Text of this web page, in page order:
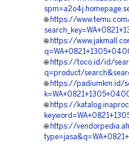
🌐 https://
🌐 https://
🌐 https://toco.id/id/
q=product/
🌐 https://padiumkm.id/
🌐 https://
🌐 https://